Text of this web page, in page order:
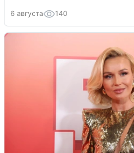
6 августа 140